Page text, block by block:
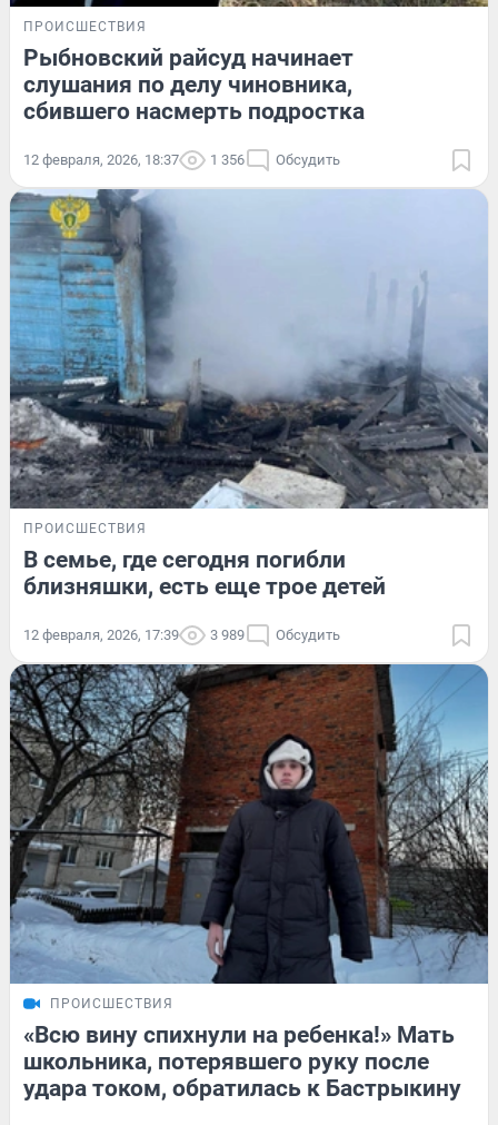
ПРОИСШЕСТВИЯ
Рыбновский райсуд начинает
слушания по делу чиновника,
сбившего насмерть подростка
12 февраля, 2026, 18:37 1 356 Обсудить
ПРОИСШЕСТВИЯ
В семье, где сегодня погибли
близняшки, есть еще трое детей
12 февраля, 2026, 17:39 3 989 Обсудить
ПРОИСШЕСТВИЯ
«Всю вину спихнули на ребенка!» Мать
школьника, потерявшего руку после
удара током, обратилась к Бастрыкину